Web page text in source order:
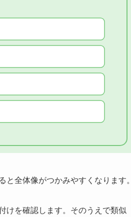
全体像がつかみやすくなります。
けを確認します。そのうえで類似